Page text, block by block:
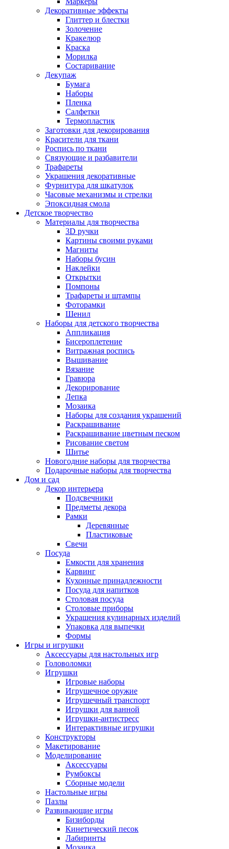
Декоративные эффекты
Глиттер и блестки
Золочение
Кракелюр
Краска
Морилка
Состаривание
Декупаж
Бумага
Наборы
Пленка
Салфетки
Термопластик
Заготовки для декорирования
Красители для ткани
Роспись по ткани
Связующие и разбавители
Трафареты
Украшения декоративные
Фурнитура для шкатулок
Часовые механизмы и стрелки
Эпоксидная смола
Детское творчество
Материалы для творчества
3D ручки
Картины своими руками
Магниты
Наборы бусин
Наклейки
Открытки
Помпоны
Трафареты и штампы
Фоторамки
Шенил
Наборы для детского творчества
Аппликация
Бисероплетение
Витражная роспись
Вышивание
Вязание
Гравюра
Декорирование
Лепка
Мозаика
Наборы для создания украшений
Раскрашивание
Раскрашивание цветным песком
Рисование светом
Шитье
Новогодние наборы для творчества
Подарочные наборы для творчества
Дом и сад
Декор интерьера
Подсвечники
Предметы декора
Рамки
Деревянные
Пластиковые
Свечи
Посуда
Емкости для хранения
Карвинг
Кухонные принадлежности
Посуда для напитков
Столовая посуда
Столовые приборы
Украшения кулинарных изделий
Упаковка для выпечки
Формы
Игры и игрушки
Аксессуары для настольных игр
Головоломки
Игрушки
Игровые наборы
Игрушечное оружие
Игрушечный транспорт
Игрушки для ванной
Игрушки-антистресс
Интерактивные игрушки
Конструкторы
Макетирование
Моделирование
Аксессуары
Румбоксы
Сборные модели
Настольные игры
Пазлы
Развивающие игры
Бизиборды
Кинетический песок
Лабиринты
Мозаика